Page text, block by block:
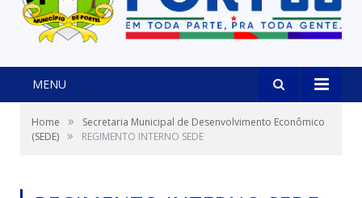
MENU
Home »
Secretaria Municipal de Desenvolvimento Econômico
(SEDE) » REGIMENTO INTERNO SEDE